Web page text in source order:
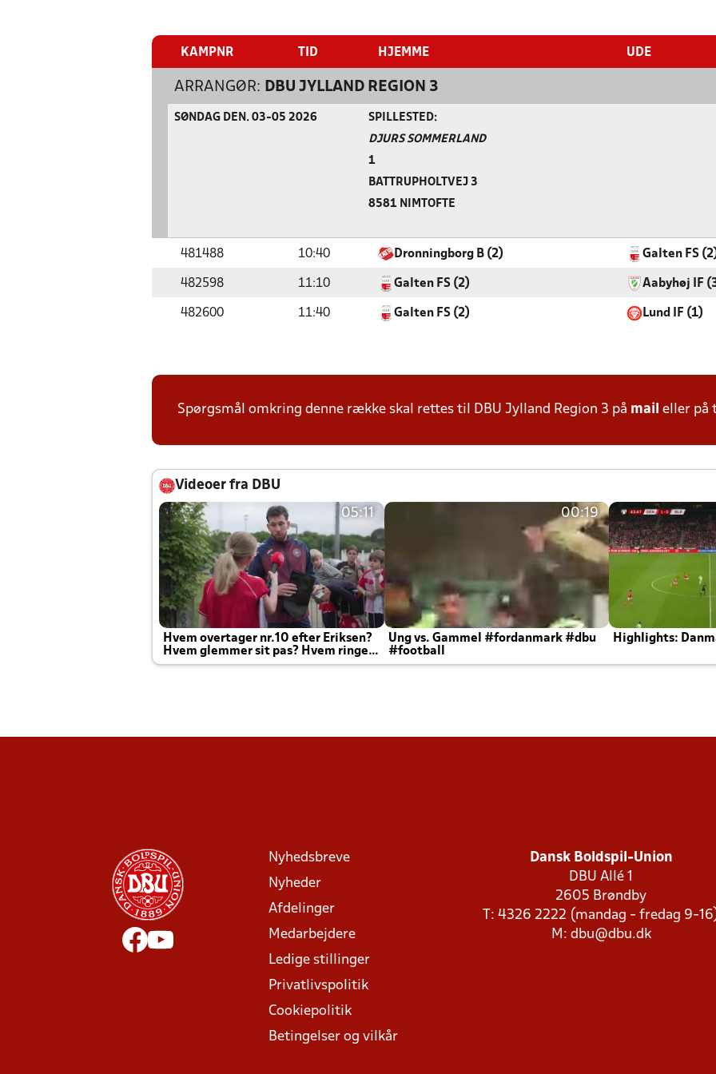
KAMPNR TID HJEMME UDE
ARRANGØR: DBU JYLLAND REGION 3
SØNDAG DEN. 03-05 2026 SPILLESTED:
DJURS SOMMERLAND
1
BATTRUPHOLTVEJ 3
8581 NIMTOFTE
481488 10:40 Dronningborg B (2) Galten FS
482598 11:10 Galten FS (2) Aabyhøj IF
482600 11:40 Galten FS (2) Lund IF (1)
Spørgsmål omkring denne række skal rettes til DBU Jylland Region 3 på mail eller på
Videoer fra DBU
05:11
Hvem overtager nr.10 efter Eriksen?
Hvem glemmer sit pas? Hvem ringer
Joachim altid til efter kampe?
00:19
Ung vs. Gammel #fordanmark #dbu
#football
Highlights:
Nyhedsbreve
Nyheder
Afdelinger
Medarbejdere
Ledige stillinger
Privatlivspolitik
Cookiepolitik
Betingelser og vilkår
Dansk Boldspil-Union
DBU Allé 1
2605 Brøndby
T: 4326 2222 (mandag - fredag 9-
M: dbu@dbu.dk